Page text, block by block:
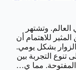
وتشتهر
للاهتمام أن
بشكل يومي.
تنوع التجربة بين
المفتوحة. مما ي…